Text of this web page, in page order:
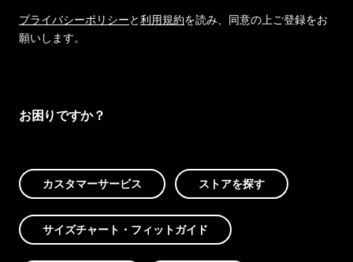
プライバシーポリシーと利用規約を読み、同意の上ご登録をお
願いします。
お困りですか？
カスタマーサービス ストアを探す
サイズチャート・フィットガイド